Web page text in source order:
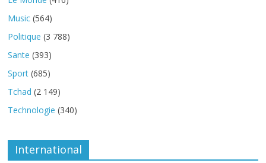
Music (564)
Politique (3 788)
Sante (393)
Sport (685)
Tchad (2 149)
Technologie (340)
International